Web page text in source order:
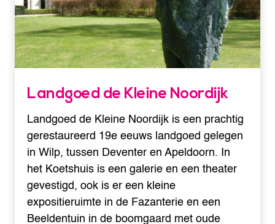
Landgoed de Kleine Noordijk
Landgoed de Kleine Noordijk is een prachtig
gerestaureerd 19e eeuws landgoed gelegen
in Wilp, tussen Deventer en Apeldoorn. In
het Koetshuis is een galerie en een theater
gevestigd, ook is er een kleine
expositieruimte in de Fazanterie en een
Beeldentuin in de boomgaard met oude